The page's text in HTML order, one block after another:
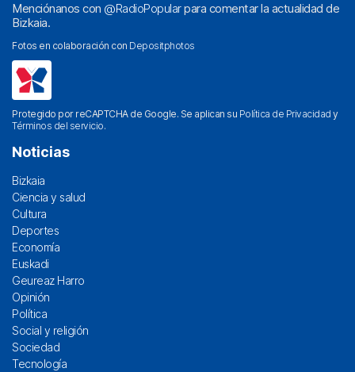
Menciónanos con @RadioPopularpara comentar la actualidad de
Bizkaia.
Fotos en colaboración con Depositphotos
Protegido por reCAPTCHA de Google. Se aplican su Política de Privacidad y
Términos del servicio.
Noticias
Bizkaia
Ciencia y salud
Cultura
Deportes
Economía
Euskadi
Geureaz Harro
Opinión
Política
Social y religión
Sociedad
Tecnología